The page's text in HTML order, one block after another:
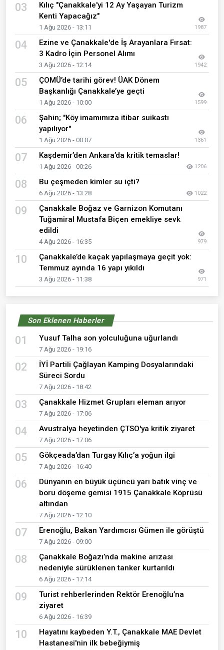
03
Kılıç "Çanakkale'yi 12 Ay Yaşayan Turizm
Kenti Yapacağız"
1 Ağu 2026 - 13:11 1987
04
Ezine ve Çanakkale'de İş Arayanlara Fırsat:
3 Kadro İçin Personel Alımı
3 Ağu 2026 - 12:14 1942
05
ÇOMÜ’de tarihi görev! ÜAK Dönem
Başkanlığı Çanakkale’ye geçti
1 Ağu 2026 - 10:00 1599
06
Şahin; "Köy imamımıza itibar suikastı
yapılıyor"
1 Ağu 2026 - 00:07 1361
07 Kaşdemir’den Ankara’da kritik temaslar!
1 Ağu 2026 - 00:26 1206
08 Bu çeşmeden kimler su içti?
6 Ağu 2026 - 13:28 1022
09
Çanakkale Boğaz ve Garnizon Komutanı
Tuğamiral Mustafa Biçen emekliye sevk
edildi
4 Ağu 2026 - 16:35 979
10
Çanakkale’de kaçak yapılaşmaya geçit yok:
Temmuz ayında 16 yapı yıkıldı
3 Ağu 2026 - 11:38 971
Son Eklenen Haberler
01 Yusuf Talha son yolculuğuna uğurlandı
7 Ağu 2026 - 19:16
02
İYİ Partili Çağlayan Kamping Dosyalarındaki
Süreci Sordu
7 Ağu 2026 - 18:42
03 Çanakkale Hizmet Grupları eleman arıyor
7 Ağu 2026 - 17:06
04 Avustralya heyetinden ÇTSO'ya kritik ziyaret
7 Ağu 2026 - 17:06
05 Gökçeada’dan Turgay Kılıç’a yoğun ilgi
7 Ağu 2026 - 16:40
06
Dünyanın en büyük üçüncü yarı batık vinç ve
boru döşeme gemisi 1915 Çanakkale Köprüsü
altından
7 Ağu 2026 - 12:10
07 Erenoğlu, Bakan Yardımcısı Gümen ile görüştü
7 Ağu 2026 - 09:00
08
Çanakkale Boğazı’nda makine arızası
nedeniyle sürüklenen tanker kurtarıldı
6 Ağu 2026 - 17:14
09
Turist rehberlerinden Rektör Erenoğlu’na
ziyaret
6 Ağu 2026 - 16:39
10
Hayatını kaybeden Y.T., Çanakkale MAE Devlet
Hastanesi'nin ilk bebeğiymiş